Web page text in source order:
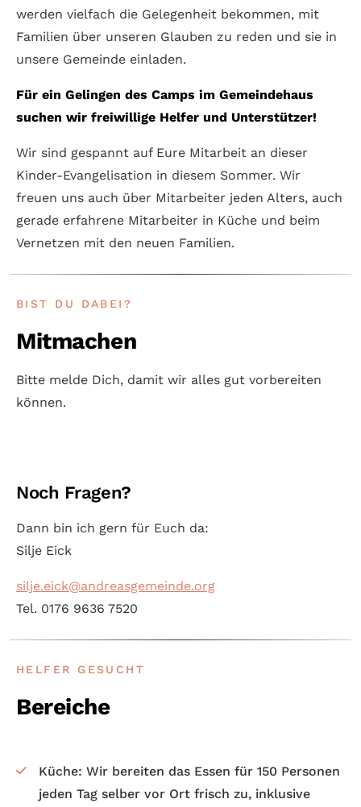
werden viel­fach die Gelegen­heit bekommen, mit
Familien über unseren Glauben zu reden und sie in
unsere Gemeinde einladen.
Für ein Gelingen des Camps im Gemeinde­haus
suchen wir freiwillige Helfer und Unter­stützer!
Wir sind gespannt auf Eure Mit­arbeit an dieser
Kinder-Evangelisation in diesem Sommer. Wir
freuen uns auch über Mit­arbeiter jeden Alters, auch
gerade erfah­rene Mit­arbeiter in Küche und beim
Ver­netzen mit den neuen Familien.
BIST DU DABEI?
Mitmachen
Bitte melde Dich, damit wir alles gut vorbereiten
können.
Noch Fragen?
Dann bin ich gern für Euch da:
Silje Eick
silje.eick@andreasgemeinde.org
Tel. 0176 9636 7520
HELFER GESUCHT
Bereiche
Küche: Wir bereiten das Essen für 150 Personen
jeden Tag selber vor Ort frisch zu, inklusive